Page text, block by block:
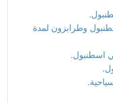
وطرابزون لمدة
اسطنبول.